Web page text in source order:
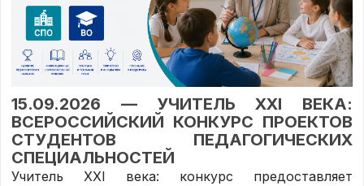
15.09.2026 — УЧИТЕЛЬ XXI ВЕКА:
ВСЕРОССИЙСКИЙ КОНКУРС ПРОЕКТОВ
СТУДЕНТОВ ПЕДАГОГИЧЕСКИХ
СПЕЦИАЛЬНОСТЕЙ
Учитель XXI века: конкурс предоставляет